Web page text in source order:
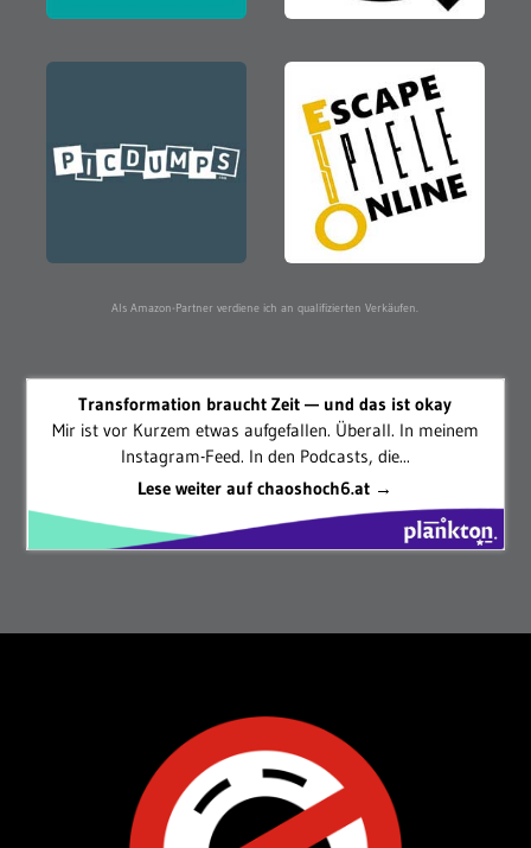
Als Amazon-Partner verdiene ich an qualifizierten Verkäufen.
Transformation braucht Zeit — und das ist okay
Mir ist vor Kurzem etwas aufgefallen. Überall. In meinem
Instagram-Feed. In den Podcasts, die...
Lese weiter auf chaoshoch6.at →